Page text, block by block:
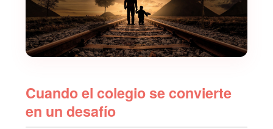
Cuando el colegio se convierte
en un desafío